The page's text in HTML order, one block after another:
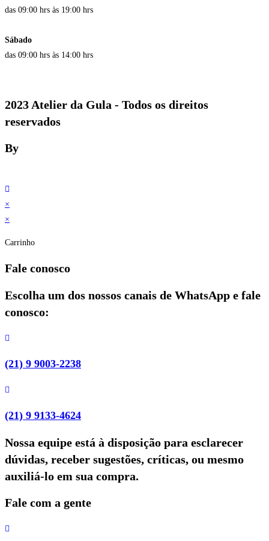
das 09:00 hrs às 19:00 hrs
Sábado
das 09:00 hrs às 14:00 hrs
2023 Atelier da Gula - Todos os direitos
reservados
By
×
×
Carrinho
Fale conosco
Escolha um dos nossos canais de WhatsApp e fale
conosco:
(21) 9 9003-2238
(21) 9 9133-4624
Nossa equipe está à disposição para esclarecer
dúvidas, receber sugestões, críticas, ou mesmo
auxiliá-lo em sua compra.
Fale com a gente